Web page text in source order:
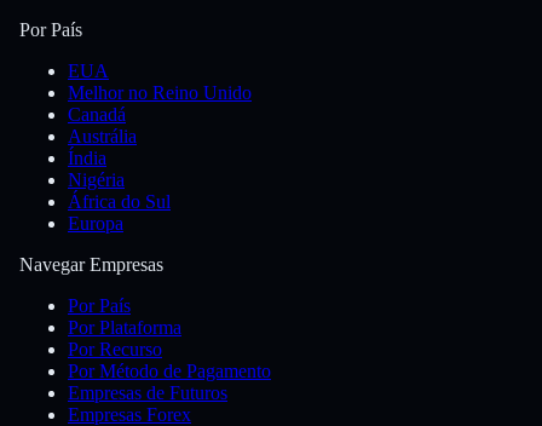
Por País
EUA
Melhor no Reino Unido
Canadá
Austrália
Índia
Nigéria
África do Sul
Europa
Navegar Empresas
Por País
Por Plataforma
Por Recurso
Por Método de Pagamento
Empresas de Futuros
Empresas Forex